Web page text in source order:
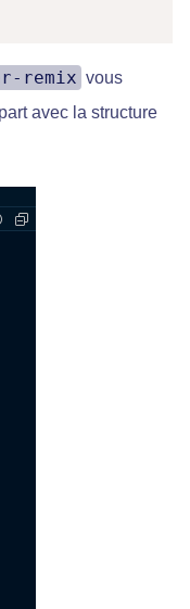
remix vous
avec la structure